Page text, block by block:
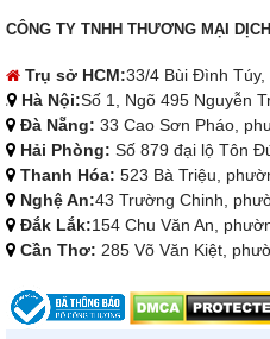
CÔNG TY TNHH THƯƠNG MẠI
Trụ sở HCM:33/4 Bùi Đình
Hà Nội:Số 1, Ngõ 495 Nguyễn
Đà Nẵng: 33 Cao Sơn Pháo,
Hải Phòng: Số 879 đại lộ Tôn
Thanh Hóa: 523 Bà Triệu,
Nghệ An:43 Trường Chinh,
Đắk Lắk:154 Chu Văn An,
Cần Thơ: 285 Võ Văn Kiệt,